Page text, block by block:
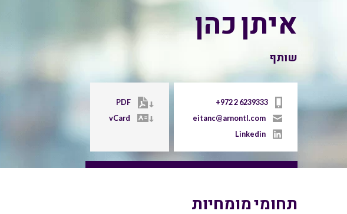
איתן כהן
שותף
+972 2 6239333
eitanc@arnontl.com
Linkedin
PDF
vCard
תחומי מומחיות